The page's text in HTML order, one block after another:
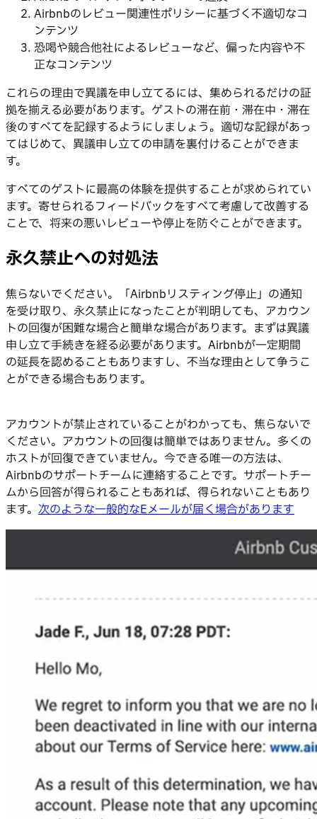
Airbnbのレビュー関連性ポリシーに基づく不適切なコ
ンテンツ
恐喝や競合他社によるレビューなど、偏った内容や不
正なコンテンツ
これらの理由で異議を申し立てるには、集められるだけの証
拠を揃える必要があります。ゲストの滞在前・滞在中・滞在
後のすべてを記録するようにしましょう。適切な記録があっ
てはじめて、異議申し立ての申請を裏付けることができま
す。
すべてのゲストに最高の体験を提供することが求められてい
ます。寄せられるフィードバックをすべて考慮して改善する
ことで、将来の悪いレビューや停止を防ぐことができます。
永久禁止への対処法
焦らないでください。「Airbnbリスティング停止」の通知
を受け取り、永久禁止になったことが判明しても、アカウン
トの回復が困難な場合と簡単な場合があります。まずは異議
申し立て手続きを経る必要があります。Airbnbが一定期間
の延長を認めることもありますし、不当な理由として争うこ
とができる場合もあります。
アカウントが禁止されていることがわかっても、焦らないで
ください。アカウントの回復は簡単ではありません。多くの
ホストが回復できていません。今できる唯一の方法は、
Airbnbのサポートチームに連絡することです。サポートチー
ムから回答が得られることもあれば、得られないこともあり
ます。 次のような一般的なEメールが届く場合があります